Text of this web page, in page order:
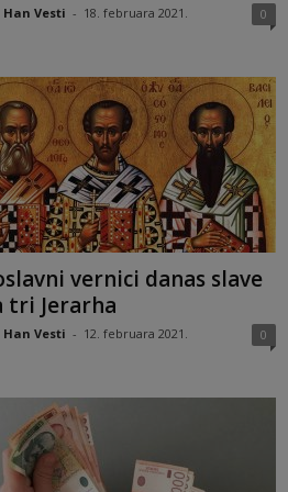
Vesti - 18. februara 2021. 0
vernici danas slave
tri Jerarha
Vesti - 12. februara 2021. 0